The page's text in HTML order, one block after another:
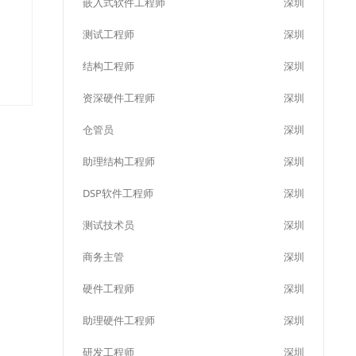
测试工程师 深圳
结构工程师 深圳
资深硬件工程师 深圳
仓管员 深圳
助理结构工程师 深圳
DSP软件工程师 深圳
测试技术员 深圳
商务主管 深圳
硬件工程师 深圳
助理硬件工程师 深圳
研发工程师 深圳